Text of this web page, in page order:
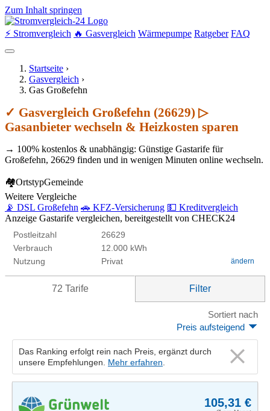
Zum Inhalt springen
⚡ Stromvergleich 🔥 Gasvergleich Wärmepumpe Ratgeber FAQ
Startseite ›
Gasvergleich ›
Gas Großefehn
✓ Gasvergleich Großefehn (26629) ▷
Gasanbieter wechseln & Heizkosten sparen
→ 100% kostenlos & unabhängig: Günstige Gastarife für
Großefehn, 26629 finden und in wenigen Minuten online wechseln.
🏘OrtstypGemeinde
Weitere Vergleiche
📡 DSL Großefehn 🚗 KFZ-Versicherung 💵 Kreditvergleich
Anzeige Gastarife vergleichen, bereitgestellt von CHECK24